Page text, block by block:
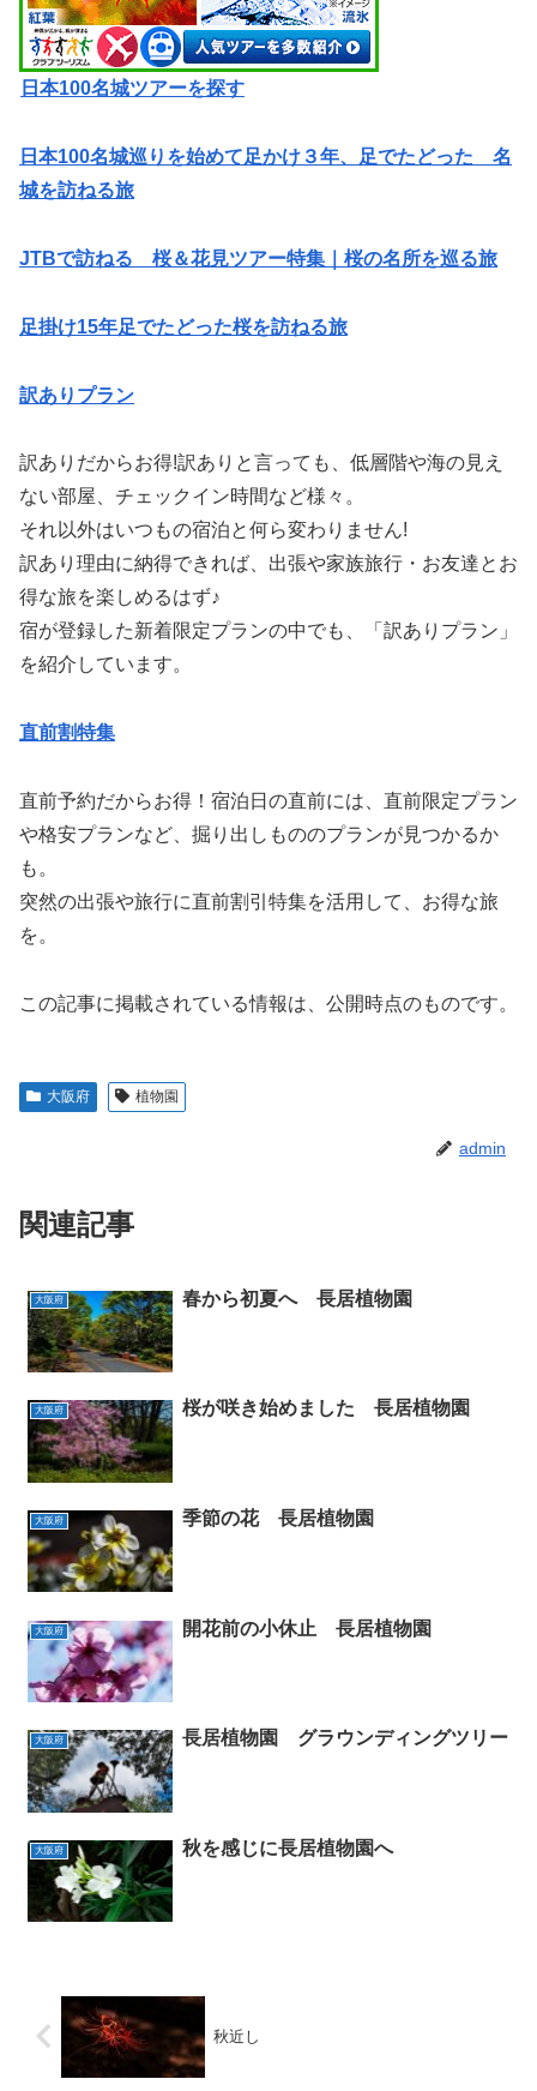
日本100名城ツアーを探す
日本100名城巡りを始めて足かけ３年、足でたどった 名
城を訪ねる旅
JTBで訪ねる 桜＆花見ツアー特集｜桜の名所を巡る旅
足掛け15年足でたどった桜を訪ねる旅
訳ありプラン
訳ありだからお得!訳ありと言っても、低層階や海の見え
ない部屋、チェックイン時間など様々。
それ以外はいつもの宿泊と何ら変わりません!
訳あり理由に納得できれば、出張や家族旅行・お友達とお
得な旅を楽しめるはず♪
宿が登録した新着限定プランの中でも、「訳ありプラン」
を紹介しています。
直前割特集
直前予約だからお得！宿泊日の直前には、直前限定プラン
や格安プランなど、掘り出しもののプランが見つかるか
も。
突然の出張や旅行に直前割引特集を活用して、お得な旅
を。
この記事に掲載されている情報は、公開時点のものです。
大阪府 植物園
admin
関連記事
大阪府 春から初夏へ 長居植物園
大阪府 桜が咲き始めました 長居植物園
大阪府 季節の花 長居植物園
大阪府 開花前の小休止 長居植物園
大阪府 長居植物園 グラウンディングツリー
大阪府 秋を感じに長居植物園へ
秋近し